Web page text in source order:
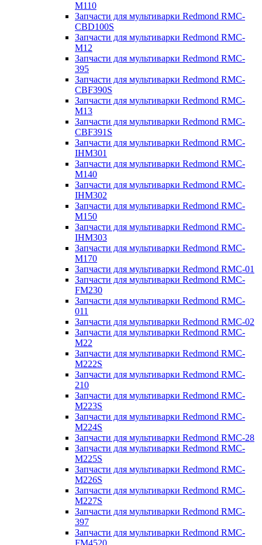
M110
Запчасти для мультиварки Redmond RMC-
CBD100S
Запчасти для мультиварки Redmond RMC-
M12
Запчасти для мультиварки Redmond RMC-
395
Запчасти для мультиварки Redmond RMC-
CBF390S
Запчасти для мультиварки Redmond RMC-
M13
Запчасти для мультиварки Redmond RMC-
CBF391S
Запчасти для мультиварки Redmond RMC-
IHM301
Запчасти для мультиварки Redmond RMC-
M140
Запчасти для мультиварки Redmond RMC-
IHM302
Запчасти для мультиварки Redmond RMC-
M150
Запчасти для мультиварки Redmond RMC-
IHM303
Запчасти для мультиварки Redmond RMC-
M170
Запчасти для мультиварки Redmond RMC-01
Запчасти для мультиварки Redmond RMC-
FM230
Запчасти для мультиварки Redmond RMC-
011
Запчасти для мультиварки Redmond RMC-02
Запчасти для мультиварки Redmond RMC-
M22
Запчасти для мультиварки Redmond RMC-
M222S
Запчасти для мультиварки Redmond RMC-
210
Запчасти для мультиварки Redmond RMC-
M223S
Запчасти для мультиварки Redmond RMC-
M224S
Запчасти для мультиварки Redmond RMC-28
Запчасти для мультиварки Redmond RMC-
M225S
Запчасти для мультиварки Redmond RMC-
M226S
Запчасти для мультиварки Redmond RMC-
M227S
Запчасти для мультиварки Redmond RMC-
397
Запчасти для мультиварки Redmond RMC-
FM4520